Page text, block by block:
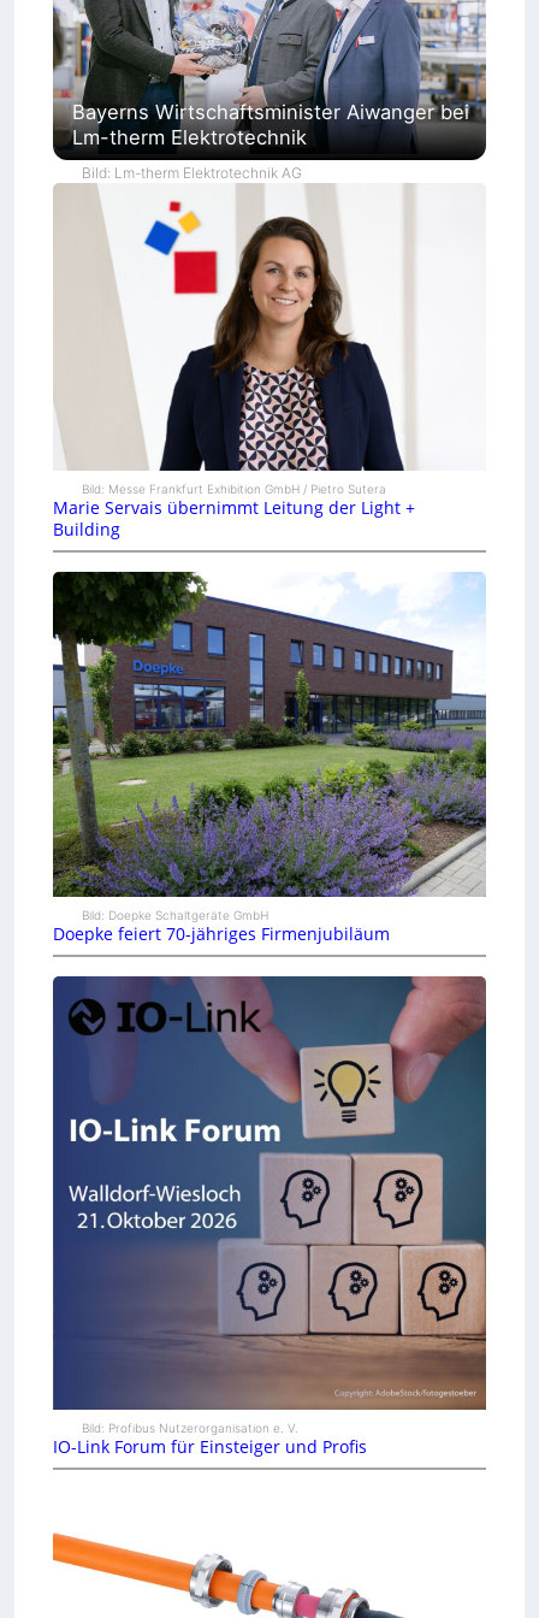
Bayerns Wirtschaftsminister Aiwanger bei
Lm-therm Elektrotechnik
Bild: Lm-therm Elektrotechnik AG
Bild: Messe Frankfurt Exhibition GmbH / Pietro Sutera
Marie Servais übernimmt Leitung der Light +
Building
Bild: Doepke Schaltgeräte GmbH
Doepke feiert 70-jähriges Firmenjubiläum
Bild: Profibus Nutzerorganisation e. V.
IO-Link Forum für Einsteiger und Profis